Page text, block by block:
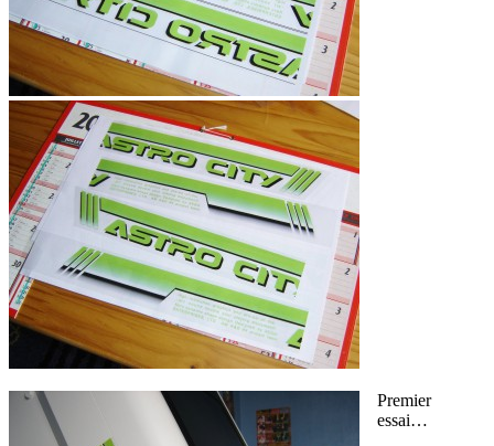
Premier
essai…